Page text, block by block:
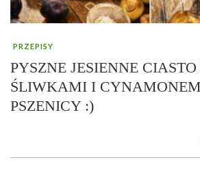
PRZEPISY
PYSZNE JESIENNE CIASTO
ŚLIWKAMI I
PSZENICY :)